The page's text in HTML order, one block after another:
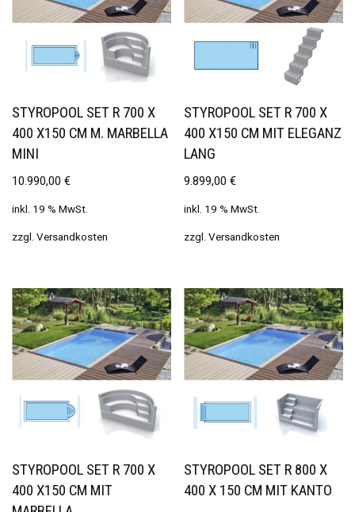
STYROPOOL SET R 700 X
400 X150 CM M. MARBELLA
MINI
10.990,00 €
inkl. 19 % MwSt.
zzgl. Versandkosten
STYROPOOL SET R 700 X
400 X150 CM MIT ELEGANZ
LANG
9.899,00€
inkl. 19 % MwSt.
zzgl.Versandkosten
STYROPOOL SET R 700 X
400 X150 CM MIT
STYROPOOL SET R 800 X
400 X 150 CM MIT KANTO